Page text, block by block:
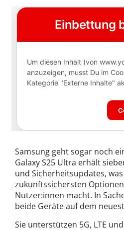
Samsung geht sogar noch
Galaxy S25 Ultra erhält
und Sicherheitsupdates,
zukunftssichersten
Nutzer:innen macht. In
beide Geräte auf dem
Sie unterstützen 5G, LTE